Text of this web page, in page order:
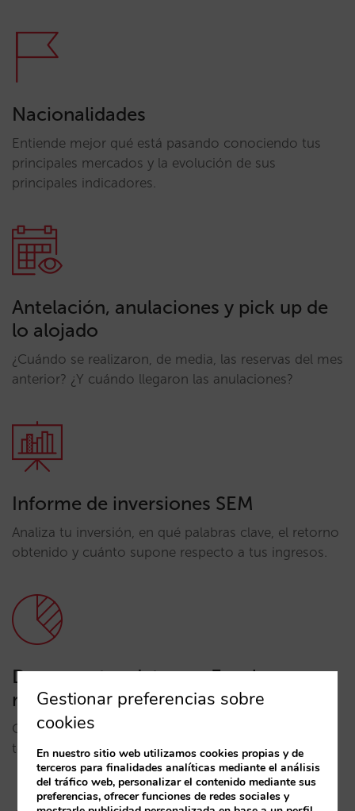
Nacionalidades
Entiende mejor qué está pasando conociendo tus
principales mercados y la evolución de sus
principales indicadores.
Antelación, anulaciones y pick up de
lo alojado
¿Cuándo se realizaron, de media, las reservas del mes
anterior? ¿Y cuándo llegaron las anulaciones?
Informe de inversiones SEM
Analiza tu inversión, en qué palabras clave, el retorno
obtenido y cuánto supone respecto a tus ingresos.
Descarga tus datos en Excel y
manéjalos
Crea tus propios gráficos e informes a partir de
todos los datos de tus reservas.
Gestionar preferencias sobre
cookies
En nuestro sitio web utilizamos cookies propias y de
terceros para finalidades analíticas mediante el análisis
del tráfico web, personalizar el contenido mediante sus
preferencias, ofrecer funciones de redes sociales y